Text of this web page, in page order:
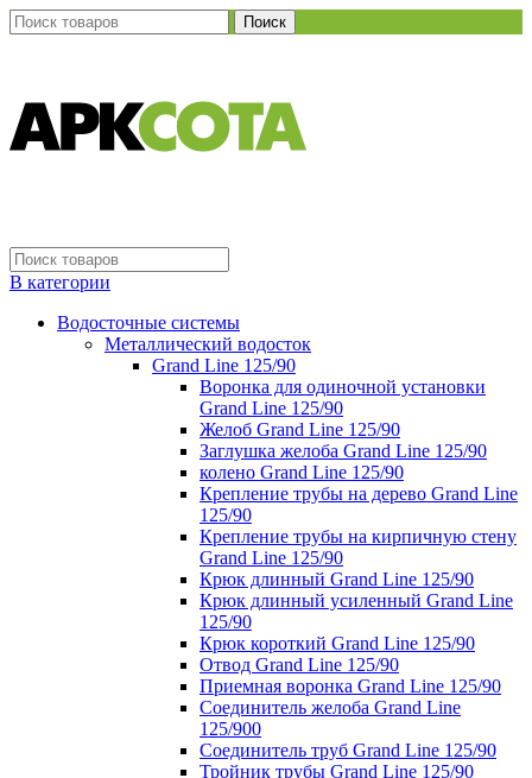
Поиск
В категории
Водосточные системы
Металлический водосток
Grand Line 125/90
Воронка для одиночной установки
Grand Line 125/90
Желоб Grand Line 125/90
Заглушка желоба Grand Line 125/90
колено Grand Line 125/90
Крепление трубы на дерево Grand Line
125/90
Крепление трубы на кирпичную стену
Grand Line 125/90
Крюк длинный Grand Line 125/90
Крюк длинный усиленный Grand Line
125/90
Крюк короткий Grand Line 125/90
Отвод Grand Line 125/90
Приемная воронка Grand Line 125/90
Соединитель желоба Grand Line
125/900
Соединитель труб Grand Line 125/90
Тройник трубы Grand Line 125/90